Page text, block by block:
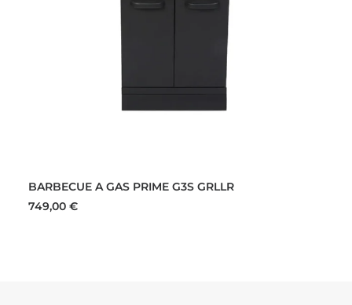
BARBECUE A GAS PRIME G3S GRLLR
749,00 €